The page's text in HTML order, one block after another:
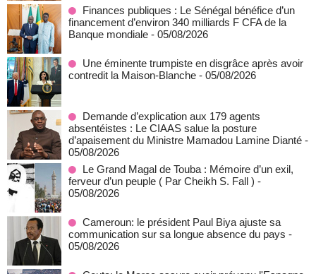
Finances publiques : Le Sénégal bénéfice d’un
financement d’environ 340 milliards F CFA de la
Banque mondiale - 05/08/2026
Une éminente trumpiste en disgrâce après avoir
contredit la Maison-Blanche - 05/08/2026
Demande d’explication aux 179 agents
absentéistes : Le CIAAS salue la posture
d’apaisement du Ministre Mamadou Lamine Dianté -
05/08/2026
Le Grand Magal de Touba : Mémoire d’un exil,
ferveur d’un peuple ( Par Cheikh S. Fall ) -
05/08/2026
Cameroun: le président Paul Biya ajuste sa
communication sur sa longue absence du pays -
05/08/2026